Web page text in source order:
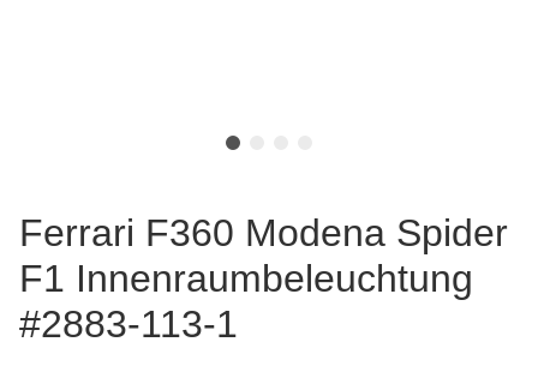
Ferrari F360 Modena Spider
F1 Innenraumbeleuchtung
#2883-113-1